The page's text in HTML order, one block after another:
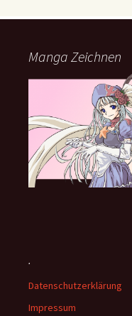
Manga Zeichnen
.
Datenschutzerklärung
Impressum